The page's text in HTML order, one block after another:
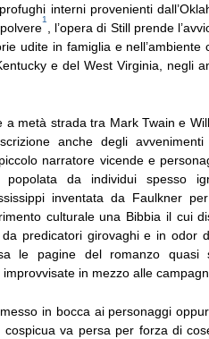
interni provenienti
1
, l’opera di Still prende
udite in famiglia e
e del West Virginia, negli
a metà strada tra Mark Twain e
anche degli
narratore vicende e
da individui spesso
inventata da Faulkner
culturale una Bibbia il cui
da predicatori girovaghi e in odor
le pagine del romanzo
in mezzo alle
in bocca ai personaggi
va persa per forza di